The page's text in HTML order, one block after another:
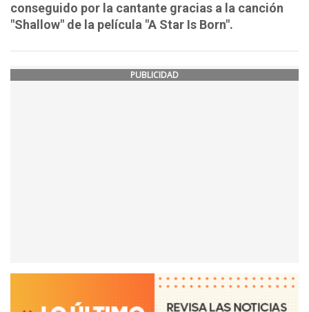
conseguido por la cantante gracias a la canción
"Shallow" de la película "A Star Is Born".
PUBLICIDAD